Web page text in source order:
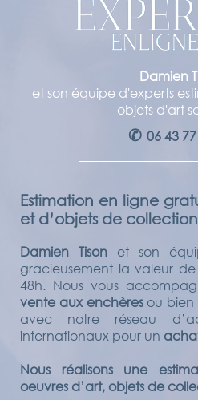
Damien
et son équipe d'experts
objets d'art
✆ 06 43
Estimation en ligne
et d’objets de
Damien Tison et son
gracieusement la valeur
48h. Nous vous
vente aux enchèresou bien
avec notre réseau
internationaux pour un
Nous réalisons une
oeuvres d’art, objets de